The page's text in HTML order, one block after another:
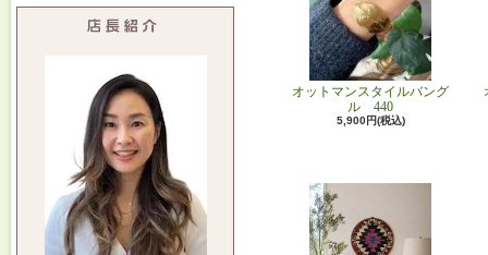
オットマンスタイルバング
ル 440
5,900円(税込)